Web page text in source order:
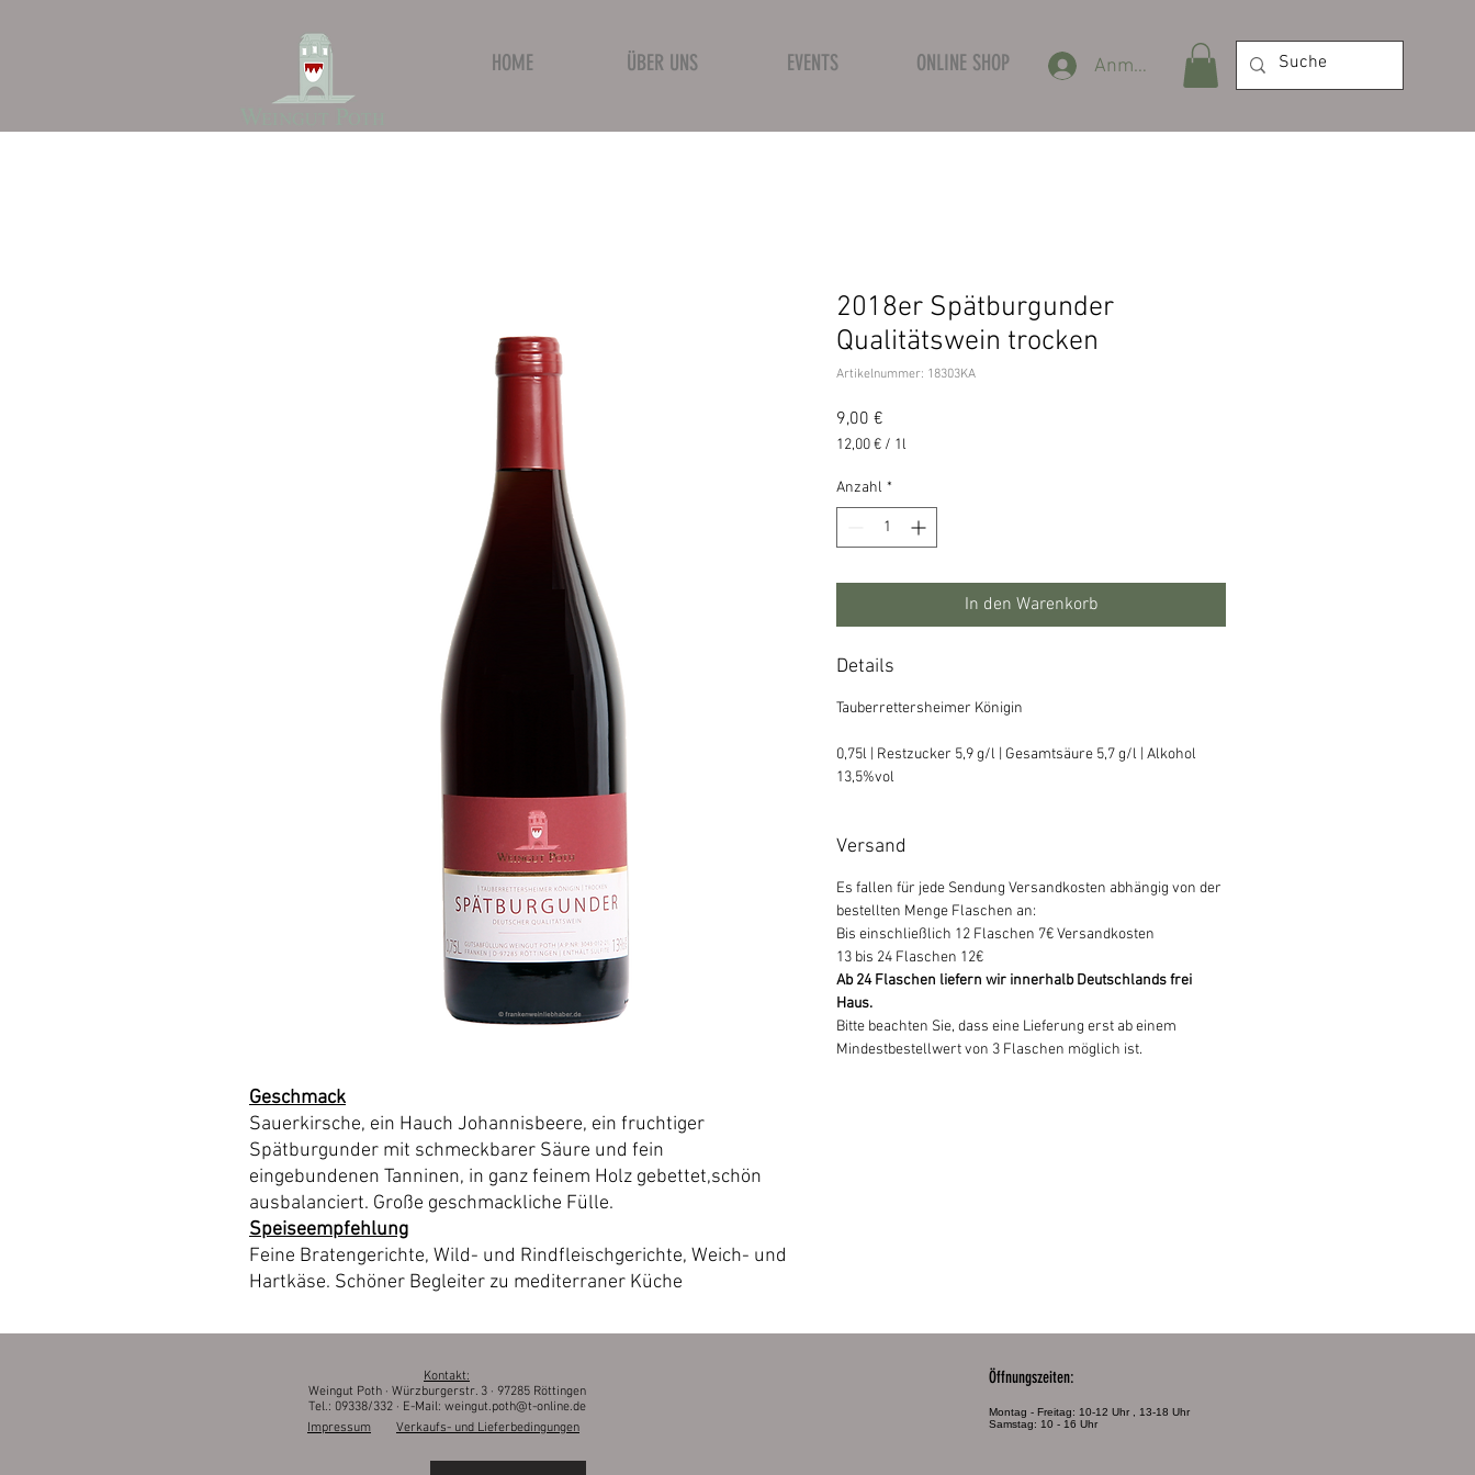
HOME ÜBER UNS EVENTS ONLINE SHOP Anmelden
Geschmack
Sauerkirsche, ein Hauch Johannisbeere, ein fruchtiger
Spätburgunder mit schmeckbarer Säure und fein
eingebundenen Tanninen, in ganz feinem Holz gebettet,schön
ausbalanciert. Große geschmackliche Fülle.
Speiseempfehlung
Feine Bratengerichte, Wild- und Rindfleischgerichte, Weich- und
Hartkäse. Schöner Begleiter zu mediterraner Küche
2018er Spätburgunder
Qualitätswein trocken
Artikelnummer: 18303KA
9,00 €
12,00 € / 1l
pro
1
Anzahl *
In den Warenkorb
Details
Tauberrettersheimer Königin
0,75l | Restzucker 5,9 g/l | Gesamtsäure 5,7 g/l | Alkohol
13,5%vol
Versand
Es fallen für jede Sendung Versandkosten abhängig von der
bestellten Menge Flaschen an:
Bis einschließlich 12 Flaschen 7€ Versandkosten
13 bis 24 Flaschen 12€
Ab 24 Flaschen liefern wir innerhalb Deutschlands frei
Haus.
Bitte beachten Sie, dass eine Lieferung erst ab einem
Mindestbestellwert von 3 Flaschen möglich ist.
Kontakt:
Weingut Poth · Würzburgerstr. 3 · 97285 Röttingen
Tel.: 09338/332 · E-Mail: weingut.poth@t-online.de
Impressum
Verkaufs- und Lieferbedingungen
Öffnungszeiten:
Montag - Freitag: 10-12 Uhr , 13-18 Uhr
Samstag: 10 - 16 Uhr